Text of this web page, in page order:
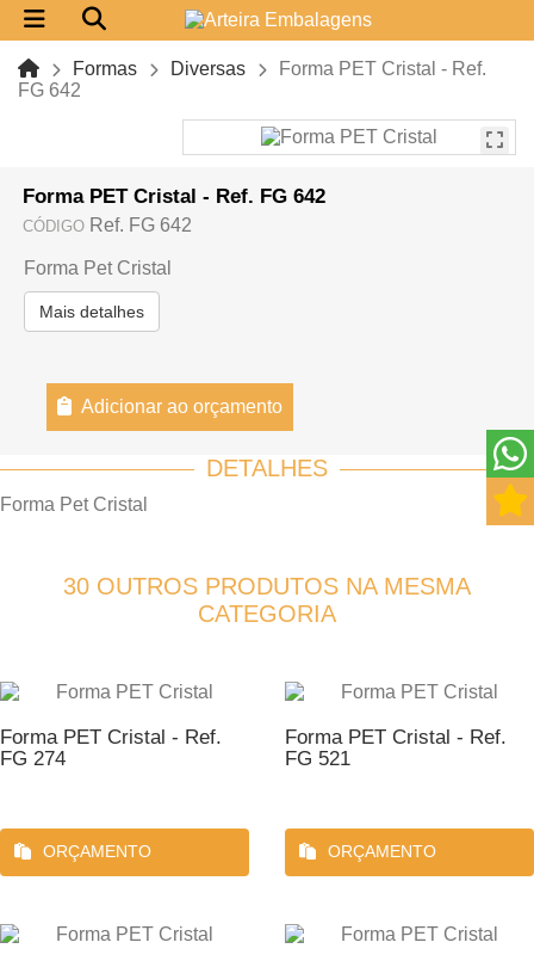
Formas Diversas
Forma PET Cristal - Ref.
FG 642
Forma PET Cristal - Ref. FG 642
CÓDIGO Ref. FG 642
Forma Pet Cristal
Mais detalhes
Adicionar ao orçamento
DETALHES
Forma Pet Cristal
30 OUTROS PRODUTOS NA MESMA
CATEGORIA
Forma PET Cristal - Ref.
FG 274
ORÇAMENTO
Forma PET Cristal - Ref.
FG 521
ORÇAMENTO